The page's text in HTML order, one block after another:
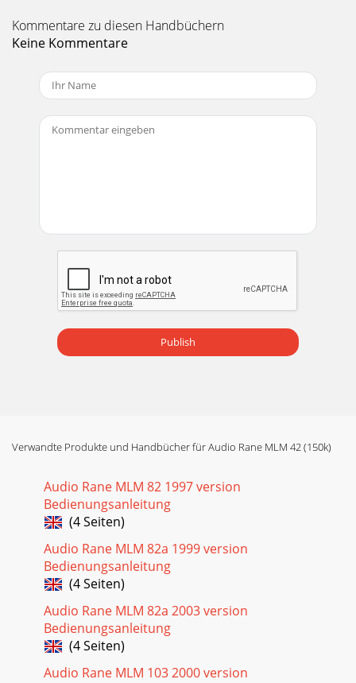
Kommentare zu diesen Handbüchern
Keine Kommentare
Publish
Verwandte Produkte und Handbücher für Audio Rane MLM 42 (150k)
Audio Rane MLM 82 1997 version
Bedienungsanleitung
(4 Seiten)
Audio Rane MLM 82a 1999 version
Bedienungsanleitung
(4 Seiten)
Audio Rane MLM 82a 2003 version
Bedienungsanleitung
(4 Seiten)
Audio Rane MLM 103 2000 version